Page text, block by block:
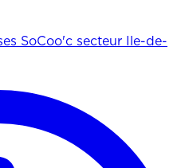
SoCoo'c secteur Ile-de-